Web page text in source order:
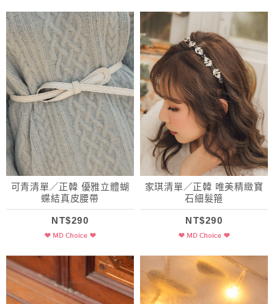
可青清單／正韓 優雅立體蝴
蝶結真皮腰帶
NT$290
家琪清單／正韓 唯美精緻寶
石細髮箍
NT$290